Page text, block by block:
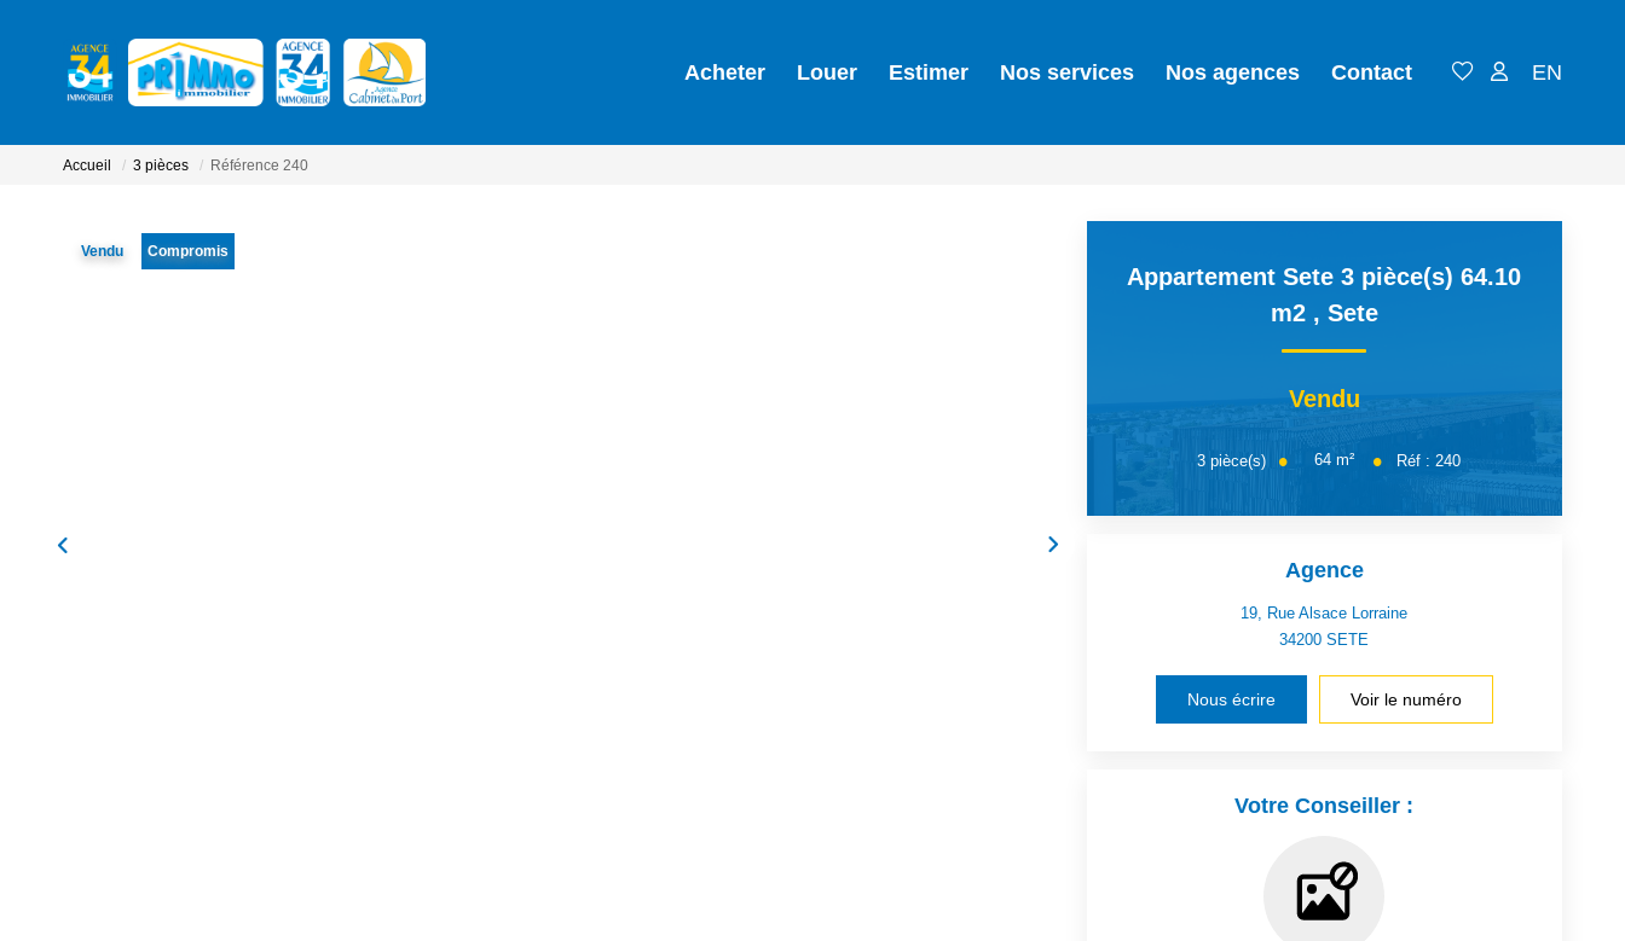
Acheter Louer Estimer Nos services Nos agences Contact EN
Accueil 3 pièces Référence 240
Vendu Compromis
Appartement Sete 3 pièce(s) 64.10
m2 , Sete
Vendu
3pièce(s) 64m² Réf : 240
Agence
19, Rue Alsace Lorraine
34200SETE
Nous écrire Voir le numéro
Votre Conseiller :